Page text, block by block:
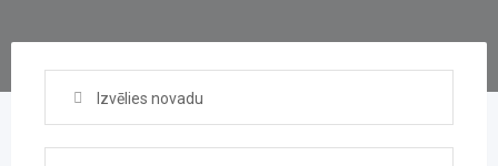
Izvēlies novadu